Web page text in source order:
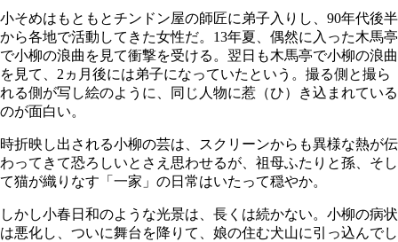
小そめはもともとチンドン屋の師匠に弟子入りし、90年代後半
から各地で活動してきた女性だ。13年夏、偶然に入った木馬亭
で小柳の浪曲を見て衝撃を受ける。翌日も木馬亭で小柳の浪曲
を見て、2ヵ月後には弟子になっていたという。撮る側と撮ら
れる側が写し絵のように、同じ人物に惹（ひ）き込まれている
のが面白い。
時折映し出される小柳の芸は、スクリーンからも異様な熱が伝
わってきて恐ろしいとさえ思わせるが、祖母ふたりと孫、そし
て猫が織りなす「一家」の日常はいたって穏やか。
しかし小春日和のような光景は、長くは続かない。小柳の病状
は悪化し、ついに舞台を降りて、娘の住む犬山に引っ込んでし